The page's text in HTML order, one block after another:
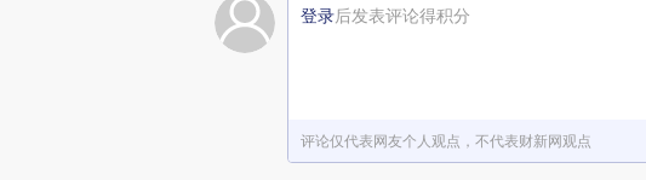
登录后发表评论得积分
评论仅代表网友个人观点，不代表财新网观点